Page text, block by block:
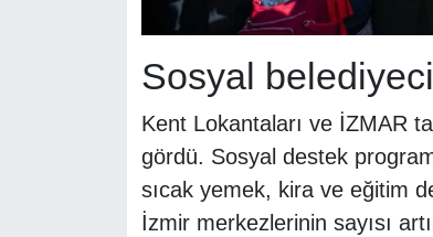
Sosyal
Kent Lokantaları ve İZMAR
gördü. Sosyal destek
sıcak yemek, kira ve eğitim
İzmir merkezlerinin sayısı